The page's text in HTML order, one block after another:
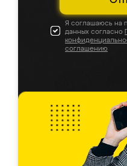
Я соглашаюсь на
данных согласно
соглашению